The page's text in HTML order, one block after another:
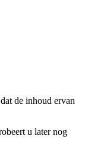
de inhoud ervan
u later nog